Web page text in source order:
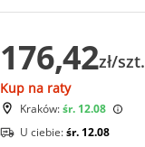
176,42zł/szt.
Kup na raty
Kraków:śr. 12.08
U ciebie:śr. 12.08